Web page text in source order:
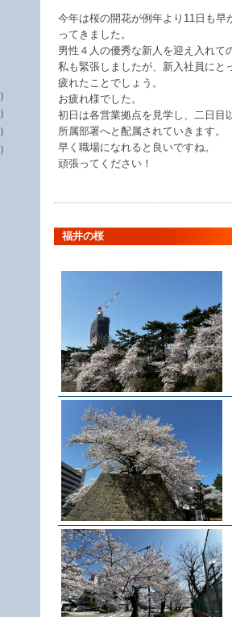
今年は桜の開花が例年より11日も
ってきました。
男性４人の優秀な新人を迎え入れて
私も緊張しましたが、新入社員にと
疲れたことでしょう。
お疲れ様でした。
初日は各営業拠点を見学し、二日目
所属部署へと配属されていきます。
早く職場になれると良いですね。
頑張ってください！
福井の桜